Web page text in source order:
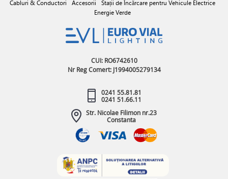
Cabluri & Conductori
Accesorii
Stații de Încărcare pentru Vehicule Electrice
Energie Verde
CUI: RO6742610
Nr Reg Comert: J1994005279134
0241 55.81.81
0241 51.66.11
Str. Nicolae Filimon nr.23
Constanta